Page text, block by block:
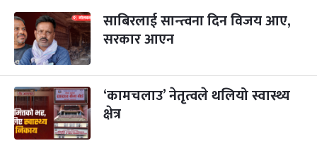
३
मंगल
महानवमी
कार्तिक ३, २०८३-Oct 20, 2026
२ महिना बाँकी
४
बुध कार्तिक ४, २०८३
५
बिहि
पापा‌ङ्कुशा एकादशी व्रत
कार्तिक ५, २०८३
साबिरलाई सान्त्वना दिन विजय आए,
सरकार आएन
‘कामचलाउ’ नेतृत्वले थलियो स्वास्थ्य
क्षेत्र